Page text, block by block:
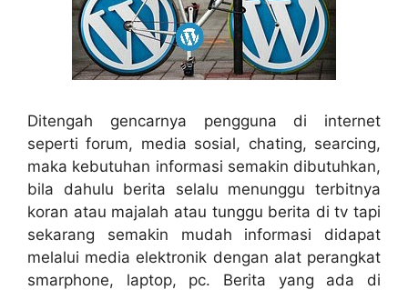
Ditengah gencarnya pengguna di internet
seperti forum, media sosial, chating, searcing,
maka kebutuhan informasi semakin dibutuhkan,
bila dahulu berita selalu menunggu terbitnya
koran atau majalah atau tunggu berita di tv tapi
sekarang semakin mudah informasi didapat
melalui media elektronik dengan alat perangkat
smarphone, laptop, pc. Berita yang ada di